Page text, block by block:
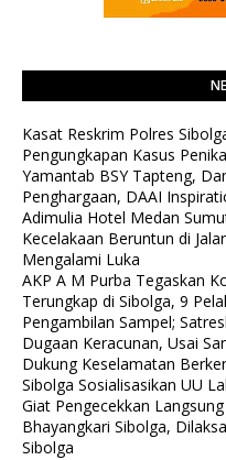
Kasat Reskrim Polres
Pengungkapan Kasus
Yamantab BSY Tapteng,
Penghargaan, DAAI
Adimulia Hotel Medan
Kecelakaan Beruntun di
Mengalami Luka
AKP A M Purba Tegaskan
Terungkap di Sibolga, 9
Pengambilan Sampel;
Dugaan Keracunan, Usai
Dukung Keselamatan
Sibolga Sosialisasikan UU
Giat Pengecekkan
Bhayangkari Sibolga,
Sibolga